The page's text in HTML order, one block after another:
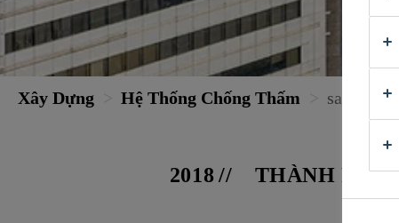
Xây Dựng Hệ Thống Chống Thấm sai gon
2018 THÀNH